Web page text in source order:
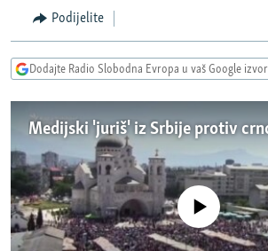
Pređite
pretragu
VIZUELNO
FOTOGALERIJE
INFOGRAFIKE
PODCASTI
RAT U UKRAJINI
KINA NA BALKANU
RSE PRIČE IZ SVIJETA
ISPRIČAJ MI
DNEVNO@RSE
SPECIJALI RSE
Podijelite
Dodajte Radio Slobodna Evropa u vaš Google izvor
No media source currently